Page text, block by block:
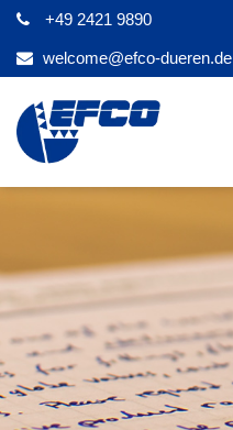
+49 2421 9890
welcome@efco-dueren.de